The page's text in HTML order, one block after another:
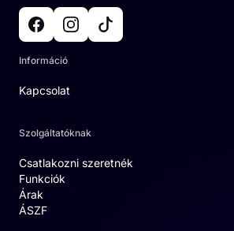
Információ
Kapcsolat
Szolgáltatóknak
Csatlakozni szeretnék
Funkciók
Árak
ÁSZF